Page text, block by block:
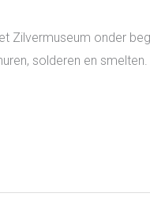
Zilvermuseum onder
solderen en smelten.